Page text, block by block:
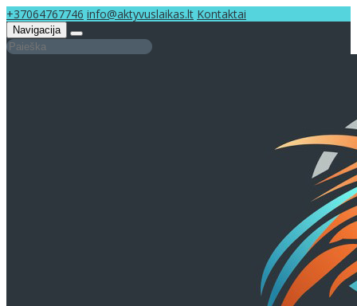
+37064767746 info@aktyvuslaikas.lt Kontaktai
Navigacija